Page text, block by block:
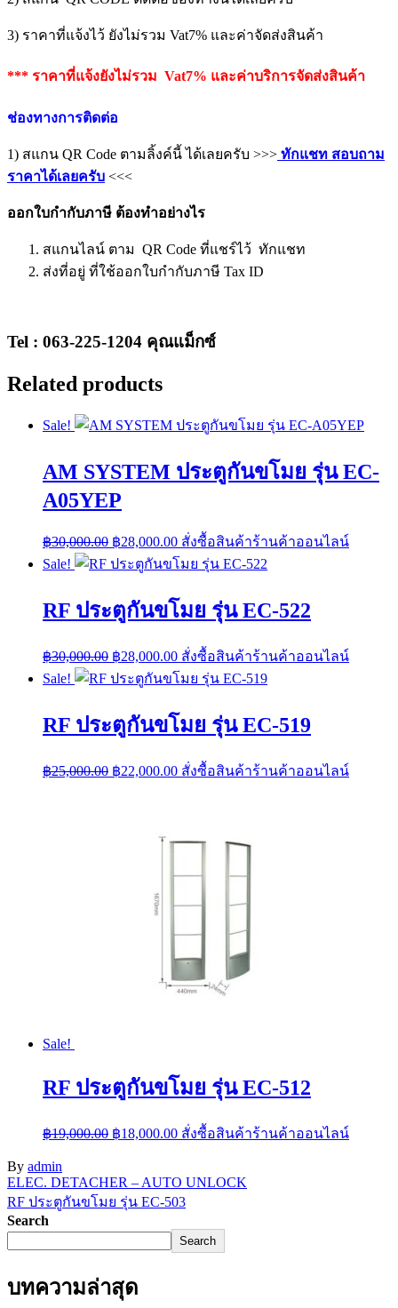
3) ราคาที่แจ้งไว้ ยังไม่รวม Vat7% และค่าจัดส่งสินค้า
*** ราคาที่แจ้งยังไม่รวม Vat7% และค่าบริการจัดส่งสินค้า
ช่องทางการติดต่อ
1) สแกน QR Code ตามลิ้งค์นี้ ได้เลยครับ >>> ทักแชท สอบถาม
ราคาได้เลยครับ <<<
ออกใบกำกับภาษี ต้องทำอย่างไร
สแกนไลน์ ตาม QR Code ที่แชร์ไว้ ทักแชท
ส่งที่อยู่ ที่ใช้ออกใบกำกับภาษี Tax ID
Tel : 063-225-1204 คุณแม็กซ์
Related products
Sale!
AM SYSTEM ประตูกันขโมย รุ่น EC-
A05YEP
฿30,000.00 Original
price
was:
฿28,000.00Current
price
is:
สั่งซื้อสินค้าร้านค้าออนไลน์
Sale!
RF ประตูกันขโมย รุ่น EC-522
฿30,000.00 Original
price
was:
฿28,000.00Current
price
is:
สั่งซื้อสินค้าร้านค้าออนไลน์
Sale!
RF ประตูกันขโมย รุ่น EC-519
฿25,000.00 Original
price
฿22,000.00Current
price
สั่งซื้อสินค้าร้านค้าออนไลน์
Sale!
RF ประตูกันขโมย รุ่น EC-512
฿19,000.00 Original
price
฿19,000.00.
฿18,000.00Current
price
฿18,000.00.
สั่งซื้อสินค้าร้านค้าออนไลน์
By admin
Post
navigation
ELEC. DETACHER – AUTO UNLOCK
RF ประตูกันขโมย รุ่น EC-503
Search
Search
บทความล่าสุด